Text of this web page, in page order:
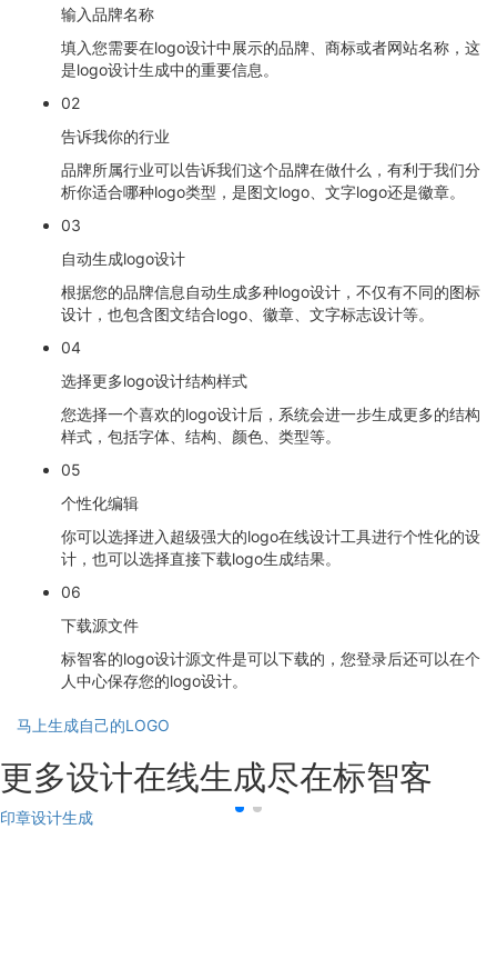
输入品牌名称
填入您需要在logo设计中展示的品牌、商标或者网站名称，这
是logo设计生成中的重要信息。
02
告诉我你的行业
品牌所属行业可以告诉我们这个品牌在做什么，有利于我们分
析你适合哪种logo类型，是图文logo、文字logo还是徽章。
03
自动生成logo设计
根据您的品牌信息自动生成多种logo设计，不仅有不同的图标
设计，也包含图文结合logo、徽章、文字标志设计等。
04
选择更多logo设计结构样式
您选择一个喜欢的logo设计后，系统会进一步生成更多的结构
样式，包括字体、结构、颜色、类型等。
05
个性化编辑
你可以选择进入超级强大的logo在线设计工具进行个性化的设
计，也可以选择直接下载logo生成结果。
06
下载源文件
标智客的logo设计源文件是可以下载的，您登录后还可以在个
人中心保存您的logo设计。
马上生成自己的LOGO
更多设计在线生成尽在标智客
印章设计生成